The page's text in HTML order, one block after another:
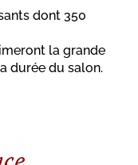
dont 350
la grande
durée du salon.